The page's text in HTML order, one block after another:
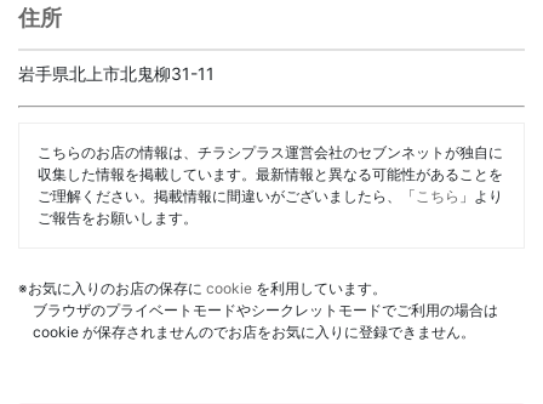
住所
岩手県北上市北鬼柳31-11
こちらのお店の情報は、チラシプラス運営会社のセブンネットが独自に
収集した情報を掲載しています。最新情報と異なる可能性があることを
ご理解ください。掲載情報に間違いがございましたら、「こちら 」より
ご報告をお願いします。
※お気に入りのお店の保存に cookie を利用しています。
ブラウザのプライベートモードやシークレットモードでご利用の場合は
cookie が保存されませんのでお店をお気に入りに登録できません。